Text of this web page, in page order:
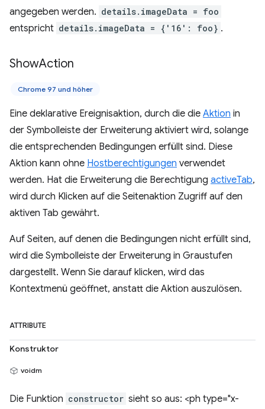
angegeben werden. details.imageData = foo
entspricht details.imageData = {'16': foo} .
ShowAction
Chrome 97 und höher
Eine deklarative Ereignisaktion, durch die die Aktion in
der Symbolleiste der Erweiterung aktiviert wird, solange
die entsprechenden Bedingungen erfüllt sind. Diese
Aktion kann ohne Hostberechtigungen verwendet
werden. Hat die Erweiterung die Berechtigung activeTab,
wird durch Klicken auf die Seitenaktion Zugriff auf den
aktiven Tab gewährt.
Auf Seiten, auf denen die Bedingungen nicht erfüllt sind,
wird die Symbolleiste der Erweiterung in Graustufen
dargestellt. Wenn Sie darauf klicken, wird das
Kontextmenü geöffnet, anstatt die Aktion auszulösen.
ATTRIBUTE
Konstruktor
voidm
Die Funktion constructor sieht so aus: <ph type="x-